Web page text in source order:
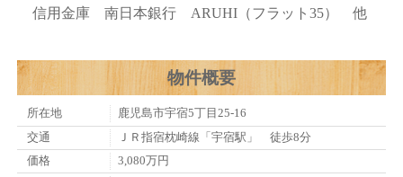
信用金庫 南日本銀行 ARUHI（フラット35） 他
物件概要
所在地
鹿児島市宇宿5丁目25-16
交通
ＪＲ指宿枕崎線「宇宿駅」 徒歩8分
価格
3,080万円